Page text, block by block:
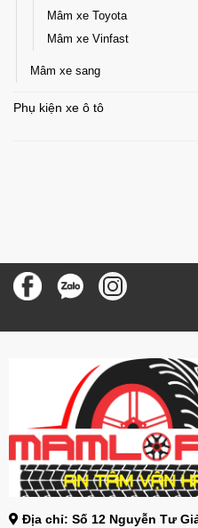
Mâm xe Toyota
Mâm xe Vinfast
Mâm xe sang
Phụ kiện xe ô tô
Địa chỉ: Số 12 Nguyễn Tư